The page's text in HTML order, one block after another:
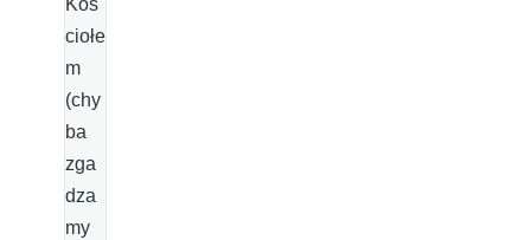
Koś
ciołe
m
(chy
ba
zga
dza
my